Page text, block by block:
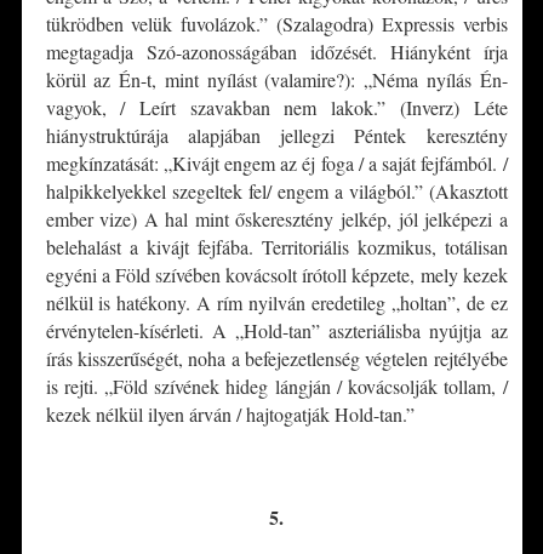
tükrödben velük fuvolázok.” (Szalagodra) Expressis verbis
megtagadja Szó-azonosságában időzését. Hiányként írja
körül az Én-t, mint nyílást (valamire?): „Néma nyílás Én-
vagyok, / Leírt szavakban nem lakok.” (Inverz) Léte
hiánystruktúrája alapjában jellegzi Péntek keresztény
megkínzatását: „Kivájt engem az éj foga / a saját fejfámból. /
halpikkelyekkel szegeltek fel/ engem a világból.” (Akasztott
ember vize) A hal mint őskeresztény jelkép, jól jelképezi a
belehalást a kivájt fejfába. Territoriális kozmikus, totálisan
egyéni a Föld szívében kovácsolt írótoll képzete, mely kezek
nélkül is hatékony. A rím nyilván eredetileg „holtan”, de ez
érvénytelen-kísérleti. A „Hold-tan” aszteriálisba nyújtja az
írás kisszerűségét, noha a befejezetlenség végtelen rejtélyébe
is rejti. „Föld szívének hideg lángján / kovácsolják tollam, /
kezek nélkül ilyen árván / hajtogatják Hold-tan.”
5.